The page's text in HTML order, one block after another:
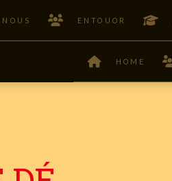
ENTOUOR
HOME